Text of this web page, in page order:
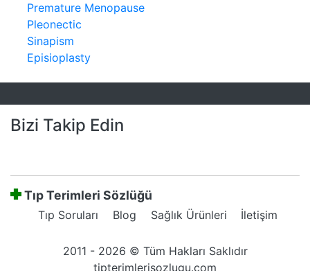
Premature Menopause
Pleonectic
Sinapism
Episioplasty
Bizi Takip Edin
Tıp Terimleri Sözlüğü
Tıp Soruları Blog Sağlık Ürünleri İletişim
2011 - 2026 © Tüm Hakları Saklıdır
tipterimlerisozlugu.com